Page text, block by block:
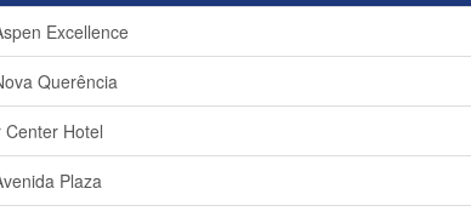
Excellence
Querência
Center Hotel
Plaza